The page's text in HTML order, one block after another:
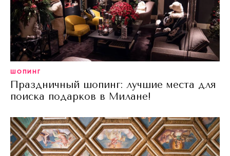
ШОПИНГ
Праздничный шопинг: лучшие места для
поиска подарков в Милане!